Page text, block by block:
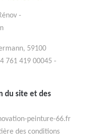
-
59100
761 419 00045 -
du site et des
peinture-66.fr
des conditions